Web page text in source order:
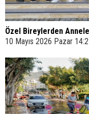
Özel Bireylerden
10 Mayıs 2026 Pazar